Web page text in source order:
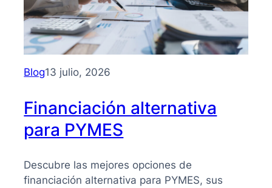
PYMES:
la
guía
que
necesitas
tomar
mejores
decisiones
Blog13 julio, 2026
Financiación alternativa
para PYMES
Descubre las mejores opciones de
financiación alternativa para PYMES, sus